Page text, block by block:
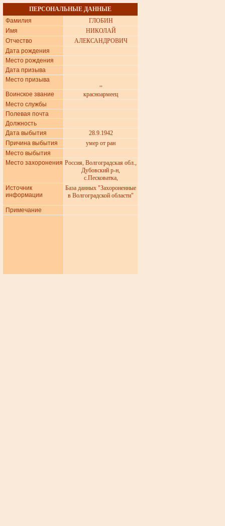
ПЕРСОНАЛЬНЫЕ ДАННЫЕ
Фамилия
ГЛОБИН
Имя
НИКОЛАЙ
Отчество
АЛЕКСАНДРОВИЧ
Дата рождения
Место рождения
Дата призыва
Место призыва
,,
Воинское звание
красноармеец
Место службы
Полевая почта
Должность
Дата выбытия
28.9.1942
Причина выбытия
умер от ран
Место выбытия
Место захоронения Россия, Волгогpадская обл.,
Дyбовский р-н,
с.Песковатка,
Источник
информации
База данных "Захороненные
в Волгоградской области"
Примечание